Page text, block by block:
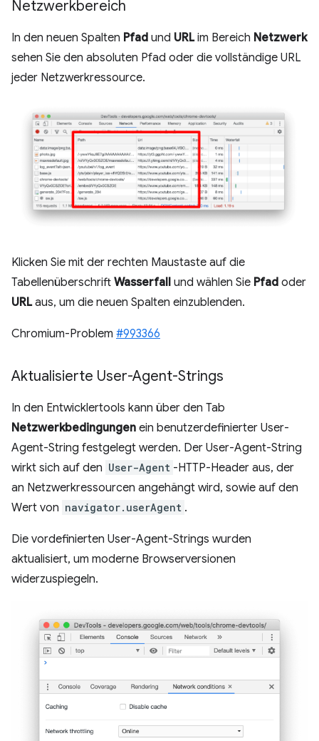
Netzwerkbereich
In den neuen Spalten Pfad und URLim Bereich Netzwerk
sehen Sie den absoluten Pfad oder die vollständige URL
jeder Netzwerkressource.
Klicken Sie mit der rechten Maustaste auf die
Tabellenüberschrift Wasserfall und wählen Sie Pfad oder
URLaus, um die neuen Spalten einzublenden.
Chromium-Problem #993366
Aktualisierte User-Agent-Strings
In den Entwicklertools kann über den Tab
Netzwerkbedingungen ein benutzerdefinierter User-
Agent-String festgelegt werden. Der User-Agent-String
wirkt sich auf den User-Agent -HTTP-Header aus, der
an Netzwerkressourcen angehängt wird, sowie auf den
Wert von navigator.userAgent .
Die vordefinierten User-Agent-Strings wurden
aktualisiert, um moderne Browserversionen
widerzuspiegeln.